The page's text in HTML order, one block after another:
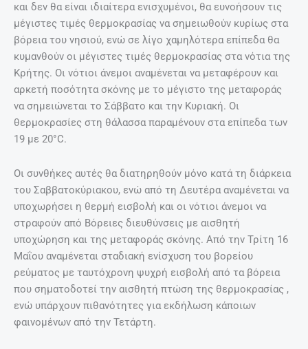
και δεν θα είναι ιδιαίτερα ενισχυμένοι, θα ευνοήσουν τις
μέγιστες τιμές θερμοκρασίας να σημειωθούν κυρίως στα
βόρεια του νησιού, ενώ σε λίγο χαμηλότερα επίπεδα θα
κυμανθούν οι μέγιστες τιμές θερμοκρασίας στα νότια της
Κρήτης. Οι νότιοι άνεμοι αναμένεται να μεταφέρουν και
αρκετή ποσότητα σκόνης με το μέγιστο της μεταφοράς
να σημειώνεται το Σάββατο και την Κυριακή. Οι
θερμοκρασίες στη θάλασσα παραμένουν στα επίπεδα των
19 με 20°C.
Οι συνθήκες αυτές θα διατηρηθούν μόνο κατά τη διάρκεια
του Σαββατοκύριακου, ενώ από τη Δευτέρα αναμένεται να
υποχωρήσει η θερμή εισβολή και οι νότιοι άνεμοι να
στραφούν από Βόρειες διευθύνσεις με αισθητή
υποχώρηση και της μεταφοράς σκόνης. Από την Τρίτη 16
Μαΐου αναμένεται σταδιακή ενίσχυση του βορείου
ρεύματος με ταυτόχρονη ψυχρή εισβολή από τα βόρεια
που σηματοδοτεί την αισθητή πτώση της θερμοκρασίας ,
ενώ υπάρχουν πιθανότητες για εκδήλωση κάποιων
φαινομένων από την Τετάρτη.